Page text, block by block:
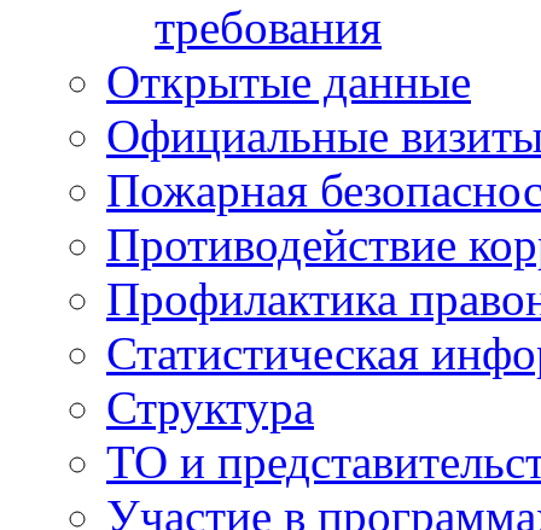
требования
Открытые данные
Официальные
Пожарная
Противодействие
Профилактика
Статистическая
Структура
ТО и
Участие в